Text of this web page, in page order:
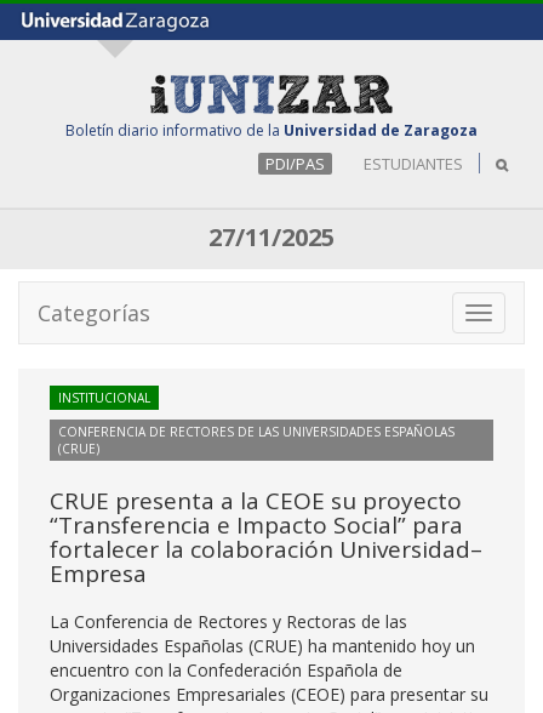
Boletín diario informativo de la Universidad de Zaragoza
PDI/PAS ESTUDIANTES
27/11/2025
Toggle
Categorías
INSTITUCIONAL
CONFERENCIA DE RECTORES DE LAS UNIVERSIDADES ESPAÑOLAS
(CRUE)
CRUE presenta a la CEOE su proyecto
“Transferencia e Impacto Social” para
fortalecer la colaboración Universidad–
Empresa
La Conferencia de Rectores y Rectoras de las
Universidades Españolas (CRUE) ha mantenido hoy un
encuentro con la Confederación Española de
Organizaciones Empresariales (CEOE) para presentar su